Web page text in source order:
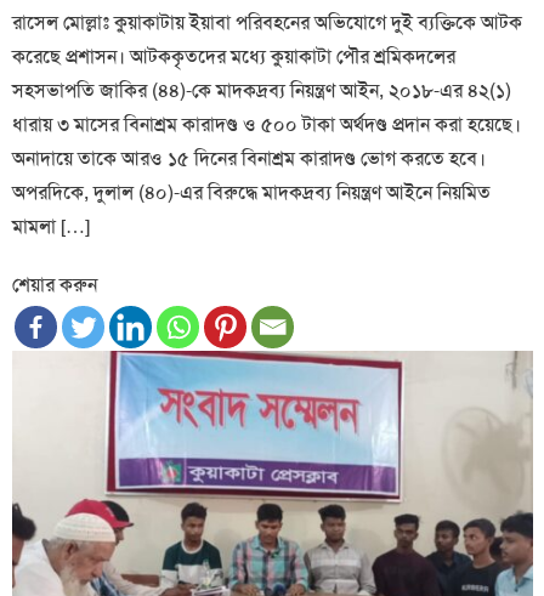
রাসেল মোল্লাঃ কুয়াকাটায় ইয়াবা পরিবহনের অভিযোগে দুই ব্যক্তিকে আটক
করেছে প্রশাসন। আটককৃতদের মধ্যে কুয়াকাটা পৌর শ্রমিকদলের
সহসভাপতি জাকির (৪৪)-কে মাদকদ্রব্য নিয়ন্ত্রণ আইন, ২০১৮-এর ৪২(১)
ধারায় ৩ মাসের বিনাশ্রম কারাদণ্ড ও ৫০০ টাকা অর্থদণ্ড প্রদান করা হয়েছে।
অনাদায়ে তাকে আরও ১৫ দিনের বিনাশ্রম কারাদণ্ড ভোগ করতে হবে।
অপরদিকে, দুলাল (৪০)-এর বিরুদ্ধে মাদকদ্রব্য নিয়ন্ত্রণ আইনে নিয়মিত
মামলা […]
শেয়ার করুন